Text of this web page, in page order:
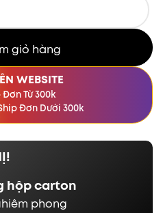
giỏ hàng
WEBSITE
Từ 300k
Đơn Dưới 300k
hộp carton
phong